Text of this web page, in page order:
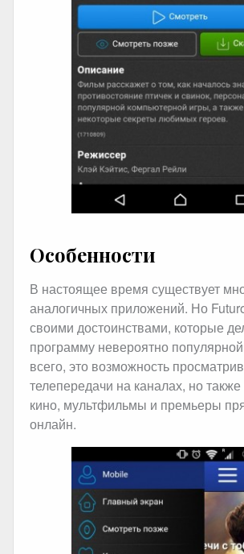
Особенности
В настоящее время существует
аналогичных приложений. Но
своими достоинствами, которые
программу невероятно
всего, это возможность
телепередачи на каналах, но
кино, мультфильмы и премьеры
онлайн.